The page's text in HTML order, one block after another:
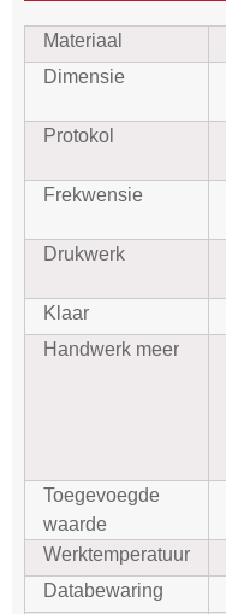
Materiaal
Dimensie
Protokol
Frekwensie
Drukwerk
Klaar
Handwerk meer
Toegevoegde
waarde
Werktemperatuur
Databewaring